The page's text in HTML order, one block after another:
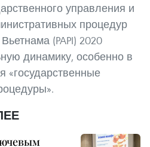
управления и
процедур
(PAPI) 2020
динамику, особенно в
«государственные